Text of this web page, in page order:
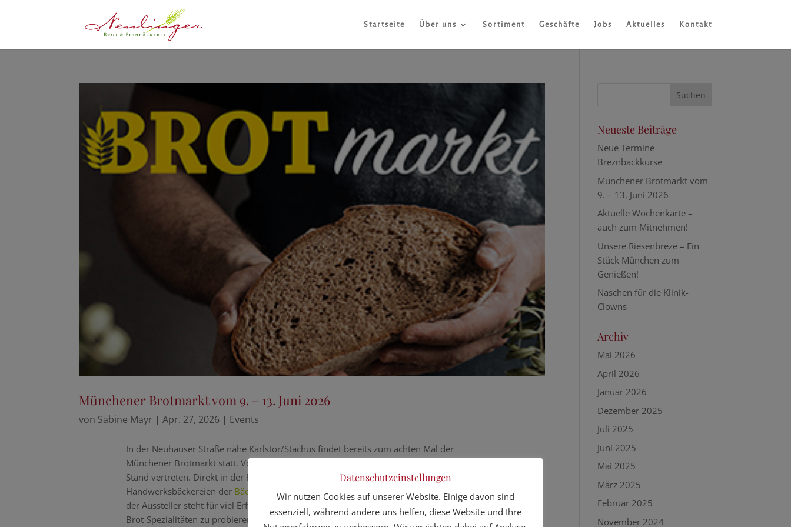
Startseite Über uns Sortiment Geschäfte Jobs Aktuelles Kontakt
Münchener Brotmarkt vom 9. – 13. Juni 2026
von Sabine Mayr |Apr. 27, 2026 | Events
In der Neuhauser Straße nähe Karlstor/Stachus findet bereits zum achten Mal der
Münchener Brotmarkt statt. Vom 9. – 13. Juni 2026 sind wir wieder mit einem eigenen
Stand vertreten. Direkt in der Fußgängerzone präsentieren sich verschiedene
Handwerksbäckereien der Bäcker-Innung München, Landsberg und Erding. Jeder einzelne
der Aussteller steht für viel Erfahrung im traditionellen Handwerk und lädt ein, die eigenen
Brot-Spezialitäten zu probieren und natürlich auch kaufen.
Neueste Beiträge
Neue Termine
Breznbackkurse
Münchener Brotmarkt vom
9. – 13. Juni 2026
Aktuelle Wochenkarte –
auch zum Mitnehmen!
Unsere Riesenbreze – Ein
Stück München zum
Genießen!
Naschen für die Klinik-
Clowns
Archiv
Mai 2026
April 2026
Januar 2026
Dezember 2025
Juli 2025
Juni 2025
Mai 2025
März 2025
Februar 2025
November 2024
Datenschutzeinstellungen
Wir nutzen Cookies auf unserer Website. Einige davon sind
essenziell, während andere uns helfen, diese Website und Ihre